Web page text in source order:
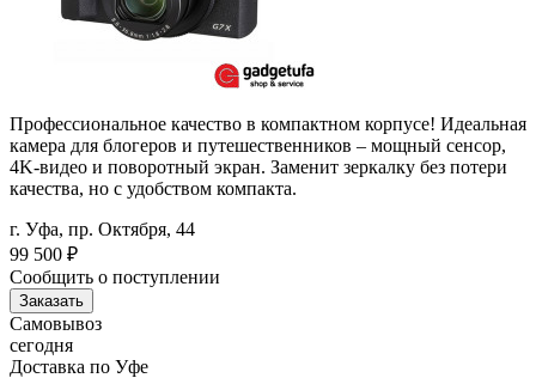
Профессиональное качество в компактном корпусе! Идеальная
камера для блогеров и путешественников – мощный сенсор,
4K-видео и поворотный экран. Заменит зеркалку без потери
качества, но с удобством компакта.
г. Уфа, пр. Октября, 44
99 500 ₽
Сообщить о поступлении
Заказать
Самовывоз
сегодня
Доставка по Уфе